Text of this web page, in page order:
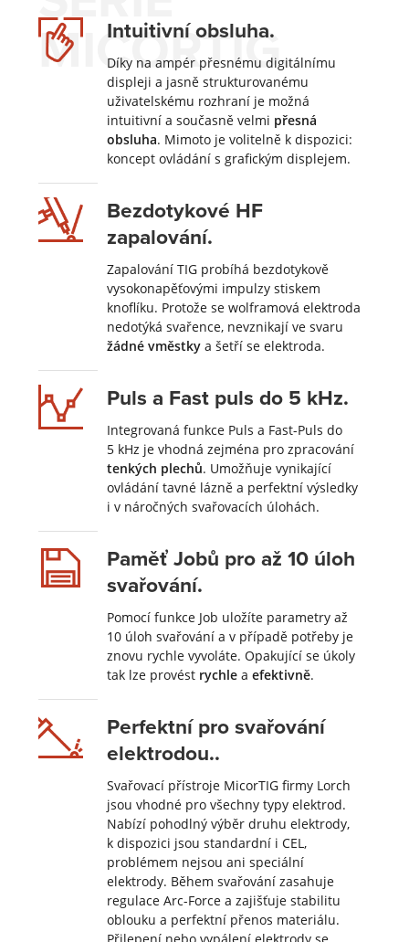
MICORTIG.
Intuitivní obsluha.
Díky na ampér přesnému digitálnímu
displeji a jasně strukturovanému
uživatelskému rozhraní je možná
intuitivní a současně velmi přesná
obsluha. Mimoto je volitelně k dispozici:
koncept ovládání s grafickým displejem.
Bezdotykové HF
zapalování.
Zapalování TIG probíhá bezdotykově
vysokonapěťovými impulzy stiskem
knoflíku. Protože se wolframová elektroda
nedotýká svařence, nevznikají ve svaru
žádné vměstkya šetří se elektroda.
Puls a Fast puls do 5 kHz.
Integrovaná funkce Puls a Fast-Puls do
5 kHz je vhodná zejména pro zpracování
tenkých plechů. Umožňuje vynikající
ovládání tavné lázně a perfektní výsledky
i v náročných svařovacích úlohách.
Paměť Jobů pro až 10 úloh
svařování.
Pomocí funkce Job uložíte parametry až
10 úloh svařování a v případě potřeby je
znovu rychle vyvoláte. Opakující se úkoly
tak lze provést rychlea efektivně.
Perfektní pro svařování
elektrodou..
Svařovací přístroje MicorTIG firmy Lorch
jsou vhodné pro všechny typy elektrod.
Nabízí pohodlný výběr druhu elektrody,
k dispozici jsou standardní i CEL,
problémem nejsou ani speciální
elektrody. Během svařování zasahuje
regulace Arc-Force a zajišťuje stabilitu
oblouku a perfektní přenos materiálu.